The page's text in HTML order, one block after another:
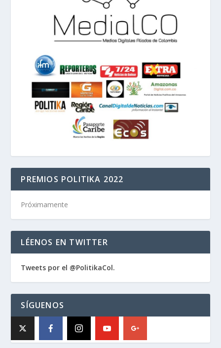
PREMIOS POLITIKA 2022
Próximamente
LÉENOS EN TWITTER
Tweets por el @PolitikaCol.
SÍGUENOS